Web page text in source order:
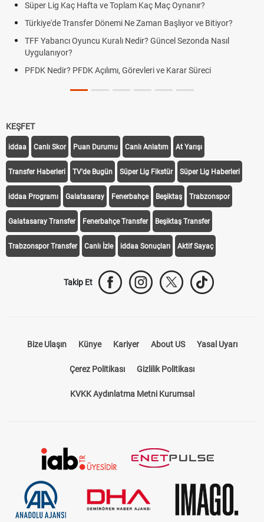
Süper Lig Kaç Hafta ve Toplam Kaç Maç Oynanır?
Türkiye'de Transfer Dönemi Ne Zaman Başlıyor ve Bitiyor?
TFF Yabancı Oyuncu Kuralı Nedir? Güncel Sezonda Nasıl
Uygulanıyor?
PFDK Nedir? PFDK Açılımı, Görevleri ve Karar Süreci
KEŞFET
iddaa Canlı Skor Puan Durumu Canlı Anlatım At Yarışı
Transfer Haberleri TV'de Bugün Süper Lig Fikstür Süper Lig Haberleri
iddaa Programı Galatasaray Fenerbahçe Beşiktaş Trabzonspor
Galatasaray Transfer Fenerbahçe Transfer Beşiktaş Transfer
Trabzonspor Transfer Canlı İzle iddaa Sonuçları Aktif Sayaç
Takip Et
Bize Ulaşın Künye Kariyer About US Yasal Uyarı
Çerez Politikası Gizlilik Politikası
KVKK Aydınlatma Metni Kurumsal